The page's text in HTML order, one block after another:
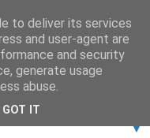
▼
to deliver its services
and user-agent are
and security
generate usage
abuse.
GOT IT